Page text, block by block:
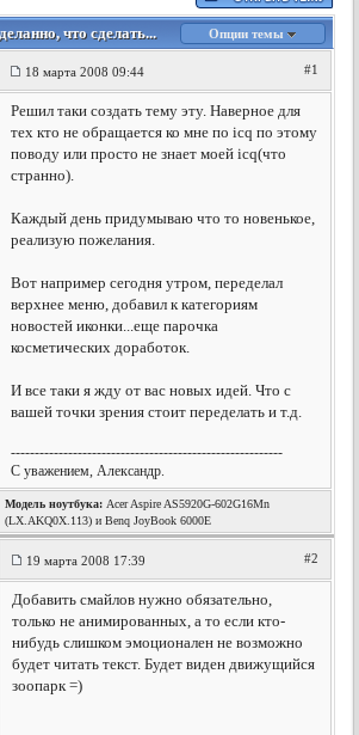
что сделать... Опции темы
18 марта 2008 09:44 #1
Решил таки создать тему эту. Наверное для
тех кто не обращается ко мне по icq по этому
поводу или просто не знает моей icq(что
странно).
Каждый день придумываю что то новенькое,
реализую пожелания.
Вот например сегодня утром, переделал
верхнее меню, добавил к категориям
новостей иконки...еще парочка
косметических доработок.
И все таки я жду от вас новых идей. Что с
вашей точки зрения стоит переделать и т.д.
---------------------------------------------------------
С уважением, Александр.
Модель ноутбука: Acer Aspire AS5920G-602G16Mn
(LX.AKQ0X.113) и Benq JoyBook 6000E
19 марта 2008 17:39 #2
Добавить смайлов нужно обязательно,
только не анимированных, а то если кто-
нибудь слишком эмоционален не возможно
будет читать текст. Будет виден движущийся
зоопарк =)